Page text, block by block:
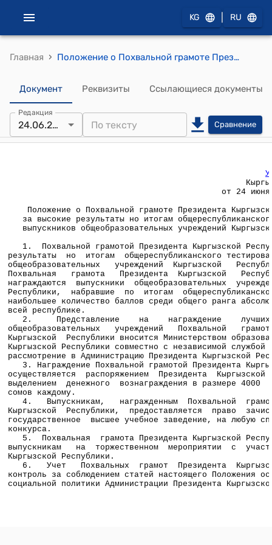
KG RU
Главная › Положение о Похвальной грамоте Президента Кыргызской Республики за высокие результаты но итогам общереспубликанского тестирования выпускников общеобразовательных учреждений Кыргызской Республики ( Утверждено Указом Президента Кыргызской Республики 24 июня 2003 года № 192)
Документ Реквизиты Ссылающиеся документы
Редакция
24.06.2003 Сравнение